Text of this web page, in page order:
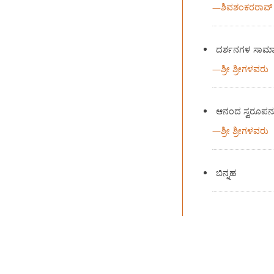
—
ದರ್ಶನಗಳ
—ಶ್ರೀ ಶ್ರೀಗಳವರು
ಆನಂದ
—ಶ್ರೀ ಶ್ರೀಗಳವರು
ಬಿನ್ನಹ